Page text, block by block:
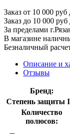
Заказ от 10 000
Заказ до 10 000
За пределами
В магазине
Безналичный
Описание и
Отзывы
Бренд:
Степень защиты
Количество
полюсов: